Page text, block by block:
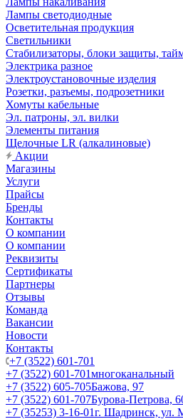
Лампы светодиодные
Осветительная продукция
Светильники
Стабилизаторы, блоки защиты,
Электрика разное
Электроустановочные изделия
Розетки, разъемы, подрозетники
Хомуты кабельные
Эл. патроны, эл. вилки
Элементы питания
Щелочные LR (алкалиновые)
Акции
Магазины
Услуги
Прайсы
Бренды
Контакты
О компании
О компании
Реквизиты
Сертификаты
Партнеры
Отзывы
Команда
Вакансии
Новости
Контакты
+7 (3522) 601-701
+7 (3522) 601-701многоканальный
+7 (3522) 605-705Бажова, 97
+7 (3522) 601-707Бурова-Петрова,
+7 (35253) 3-16-01г. Шадринск, ул.